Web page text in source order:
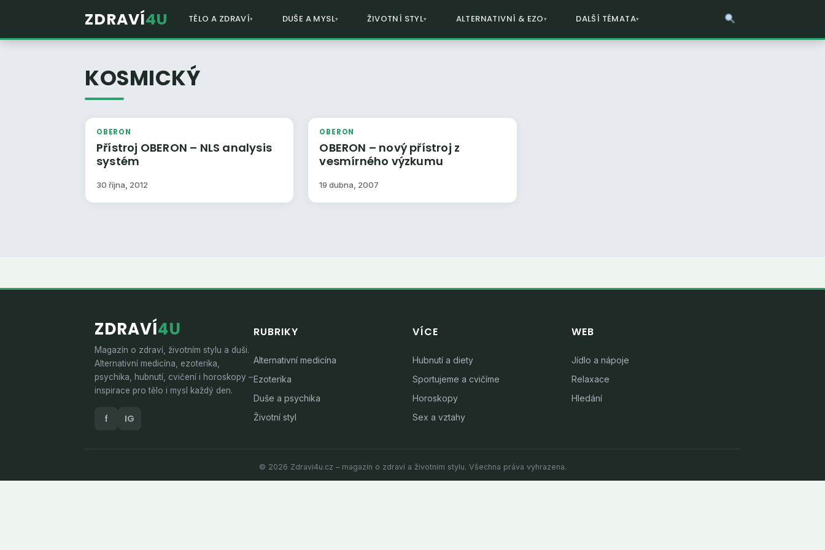
ZDRAVÍ4U TĚLO A ZDRAVÍ DUŠE A MYSL ŽIVOTNÍ STYL ALTERNATIVNÍ & EZO DALŠÍ TÉMATA
KOSMICKÝ
OBERON
Přístroj OBERON – NLS analysis
systém
30 října, 2012
OBERON
OBERON – nový přístroj z
vesmírného výzkumu
19 dubna, 2007
ZDRAVÍ4U
Magazín o zdraví, životním stylu a duši.
Alternativní medicína, ezoterika,
psychika, hubnutí, cvičení i horoskopy –
inspirace pro tělo i mysl každý den.
f IG
RUBRIKY
Alternativní medicína
Ezoterika
Duše a psychika
Životní styl
VÍCE
Hubnutí a diety
Sportujeme a cvičíme
Horoskopy
Sex a vztahy
WEB
Jídlo a nápoje
Relaxace
Hledání
© 2026 Zdravi4u.cz – magazín o zdraví a životním stylu. Všechna práva vyhrazena.